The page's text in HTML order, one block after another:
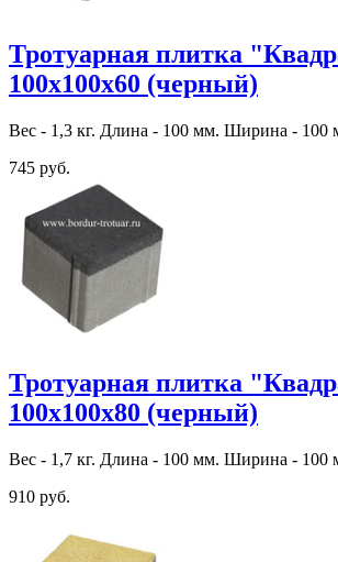
Тротуарная плитка
100х100х60 (черный)
Вес - 1,3 кг. Длина - 100 мм. Ширина - 100
745 руб.
Тротуарная плитка
100х100х80 (черный)
Вес - 1,7 кг. Длина - 100 мм. Ширина - 100
910 руб.